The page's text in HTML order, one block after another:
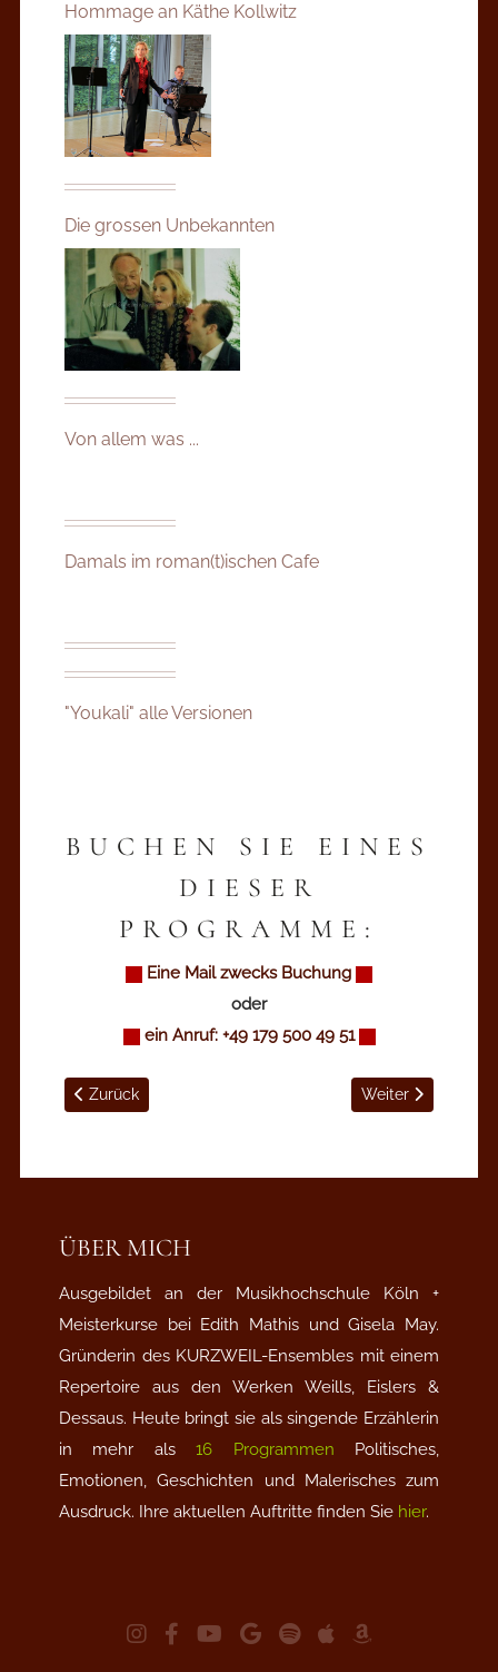
Hommage an Käthe Kollwitz
Die grossen Unbekannten
Von allem was ...
Damals im roman(t)ischen Cafe
"Youkali" alle Versionen
BUCHEN SIE EINES
DIESER
PROGRAMME:
Eine Mail zwecks Buchung
oder
ein Anruf: +49 179 500 49 51
Vorheriger Beitrag: Auftritte / Engagements
Zurück Nächster Beitrag:
Weiter
ÜBER MICH
Ausgebildet an der Musikhochschule Köln +
Meisterkurse bei Edith Mathis und Gisela May.
Gründerin des KURZWEIL-Ensembles mit einem
Repertoire aus den Werken Weills, Eislers &
Dessaus. Heute bringt sie als singende Erzählerin
in mehr als16 Programmen Politisches,
Emotionen, Geschichten und Malerisches zum
Ausdruck. Ihre aktuellen Auftritte finden Sie hier.